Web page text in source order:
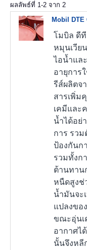
ผลลัพธ์ที่ 1-2 จาก 2
Mobil DTE
โมบิล ดี
หมุนเวีย
ไอน้ำแล
อายุการ
รีส์ผลิตจ
สารเพิ่ม
เคมีและ
น้ำได้อย่
การ รว
ป้องกันก
รวมทั้งก
ต้านทาน
หนืดสูงช่
น้ำมันจะ
แปลงขอ
ขณะอุ่นเ
อากาศไ
นั้นจึงหลี